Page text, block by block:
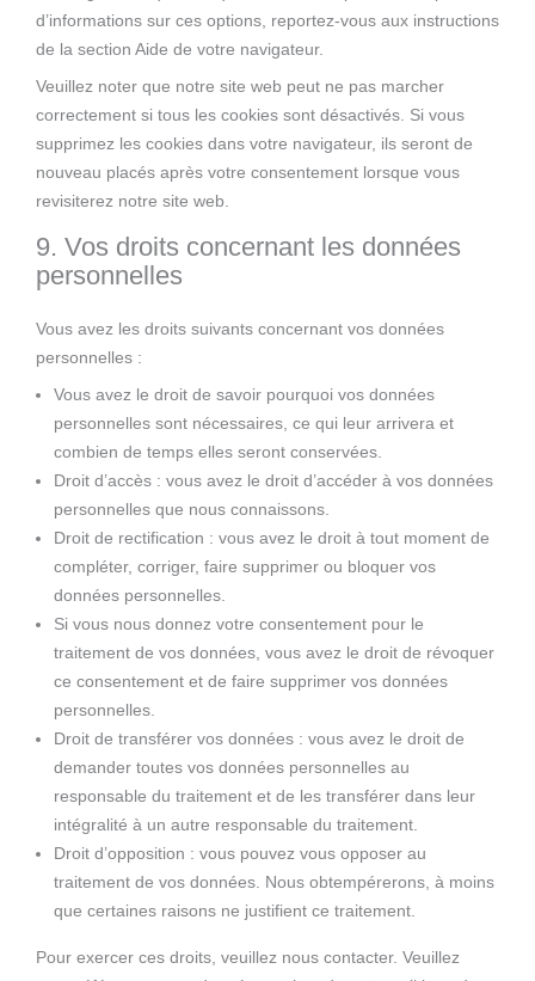
d’informations sur ces options, reportez-vous aux instructions
de la section Aide de votre navigateur.
Veuillez noter que notre site web peut ne pas marcher
correctement si tous les cookies sont désactivés. Si vous
supprimez les cookies dans votre navigateur, ils seront de
nouveau placés après votre consentement lorsque vous
revisiterez notre site web.
9. Vos droits concernant les données
personnelles
Vous avez les droits suivants concernant vos données
personnelles :
Vous avez le droit de savoir pourquoi vos données
personnelles sont nécessaires, ce qui leur arrivera et
combien de temps elles seront conservées.
Droit d’accès : vous avez le droit d’accéder à vos données
personnelles que nous connaissons.
Droit de rectification : vous avez le droit à tout moment de
compléter, corriger, faire supprimer ou bloquer vos
données personnelles.
Si vous nous donnez votre consentement pour le
traitement de vos données, vous avez le droit de révoquer
ce consentement et de faire supprimer vos données
personnelles.
Droit de transférer vos données : vous avez le droit de
demander toutes vos données personnelles au
responsable du traitement et de les transférer dans leur
intégralité à un autre responsable du traitement.
Droit d’opposition : vous pouvez vous opposer au
traitement de vos données. Nous obtempérerons, à moins
que certaines raisons ne justifient ce traitement.
Pour exercer ces droits, veuillez nous contacter. Veuillez